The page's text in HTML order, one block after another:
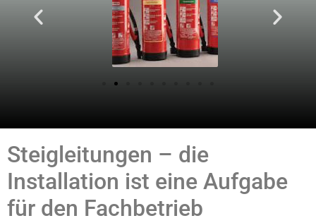
Steigleitungen – die
Installation ist eine Aufgabe
für den Fachbetrieb